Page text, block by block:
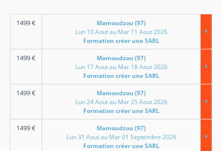
1499€
Mamoudzou (97)
Lun 10 Aout au Mar 11 Aout 2026
Formation créer une SARL
1499€
Mamoudzou (97)
Lun 17 Aout au Mar 18 Aout 2026
Formation créer une SARL
1499€
Mamoudzou (97)
Lun 24 Aout au Mar 25 Aout 2026
Formation créer une SARL
1499€
Mamoudzou (97)
Lun 31 Aout au Mar 01 Septembre 2026
Formation créer une SARL